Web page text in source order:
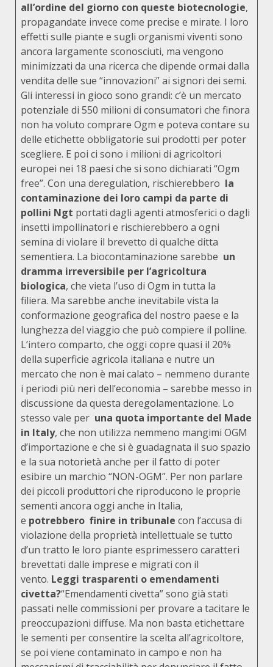
all’ordine del giorno con queste biotecnologie,
propagandate invece come precise e mirate. I loro
effetti sulle piante e sugli organismi viventi sono
ancora largamente sconosciuti, ma vengono
minimizzati da una ricerca che dipende ormai dalla
vendita delle sue “innovazioni” ai signori dei semi.
Gli interessi in gioco sono grandi: c’è un mercato
potenziale di 550 milioni di consumatori che finora
non ha voluto comprare Ogm e poteva contare su
delle etichette obbligatorie sui prodotti per poter
scegliere. E poi ci sono i milioni di agricoltori
europei nei 18 paesi che si sono dichiarati “Ogm
free”. Con una deregulation, rischierebbero la
contaminazione dei loro campi da parte di
pollini Ngt portati dagli agenti atmosferici o dagli
insetti impollinatori e rischierebbero a ogni
semina di violare il brevetto di qualche ditta
sementiera. La biocontaminazione sarebbe un
dramma irreversibile per l’agricoltura
biologica, che vieta l’uso di Ogm in tutta la
filiera. Ma sarebbe anche inevitabile vista la
conformazione geografica del nostro paese e la
lunghezza del viaggio che può compiere il polline.
L’intero comparto, che oggi copre quasi il 20%
della superficie agricola italiana e nutre un
mercato che non è mai calato – nemmeno durante
i periodi più neri dell’economia – sarebbe messo in
discussione da questa deregolamentazione. Lo
stesso vale per una quota importante del Made
in Italy, che non utilizza nemmeno mangimi OGM
d’importazione e che si è guadagnata il suo spazio
e la sua notorietà anche per il fatto di poter
esibire un marchio “NON-OGM”. Per non parlare
dei piccoli produttori che riproducono le proprie
sementi ancora oggi anche in Italia,
e potrebbero finire in tribunale con l’accusa di
violazione della proprietà intellettuale se tutto
d’un tratto le loro piante esprimessero caratteri
brevettati dalle imprese e migrati con il
vento. Leggi trasparenti o emendamenti
civetta?“Emendamenti civetta” sono già stati
passati nelle commissioni per provare a tacitare le
preoccupazioni diffuse. Ma non basta etichettare
le sementi per consentire la scelta all’agricoltore,
se poi viene contaminato in campo e non ha